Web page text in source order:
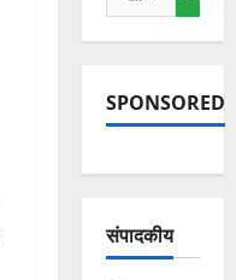
को
खोजें:
SPONSORED
संपादकीय